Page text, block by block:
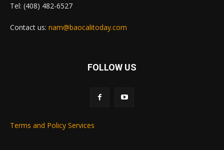
Tel: (408) 482-6527
Contact us: nam@baocalitoday.com
FOLLOW US
Terms and Policy Services